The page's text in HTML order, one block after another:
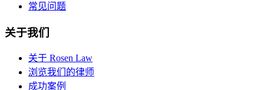
常见问题
关于我们
关于 Rosen Law
浏览我们的律师
成功案例